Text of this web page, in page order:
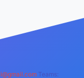
Teams: